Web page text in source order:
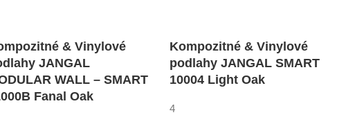
& Vinylové
JANGAL
WALL – SMART
Fanal Oak
Kompozitné & Vinylové
podlahy JANGAL SMART
10004 Light Oak
4